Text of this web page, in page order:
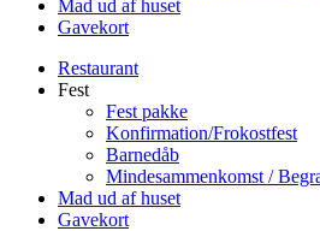
Mad ud af huset
Gavekort
Restaurant
Fest
Fest pakke
Konfirmation/Frokostfest
Barnedåb
Mindesammenkomst /
Mad ud af huset
Gavekort